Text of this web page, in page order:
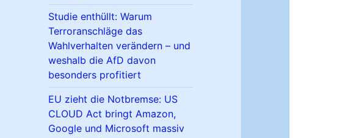
Studie enthüllt: Warum
Terroranschläge das
Wahlverhalten verändern – und
weshalb die AfD davon
besonders profitiert
EU zieht die Notbremse: US
CLOUD Act bringt Amazon,
Google und Microsoft massiv